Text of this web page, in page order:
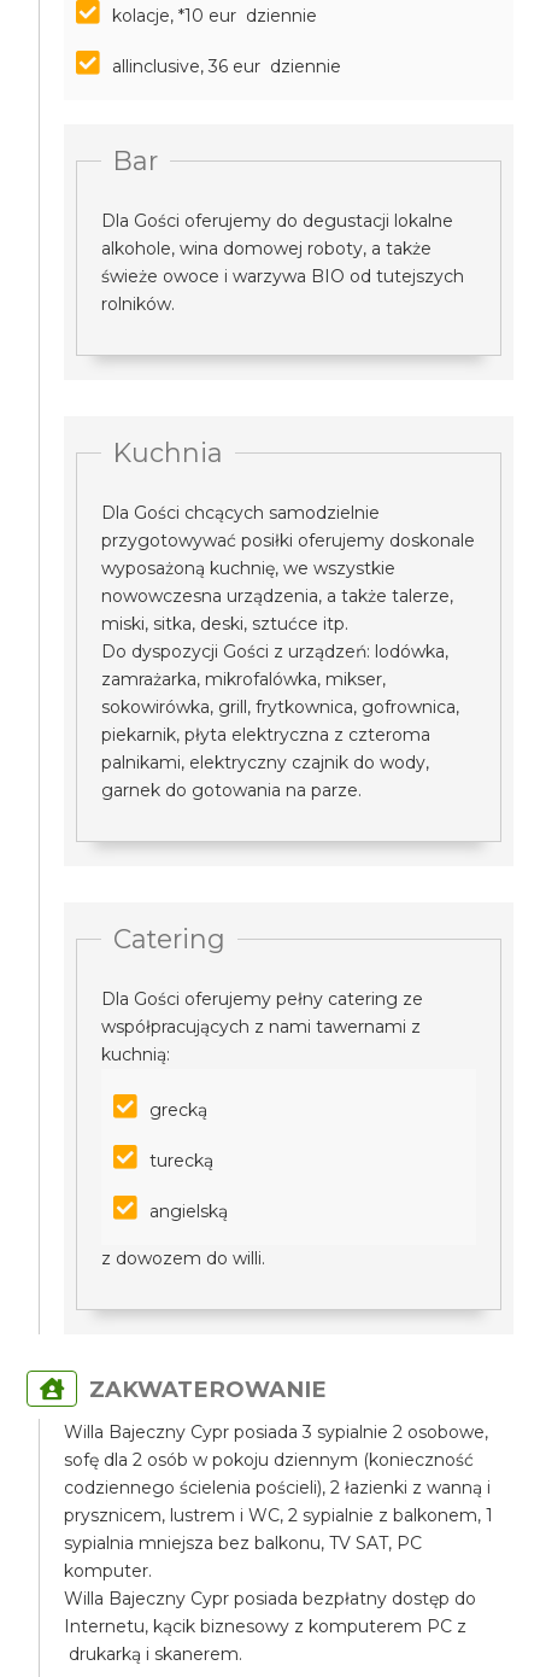
kolacje, *10 eur dziennie
allinclusive, 36 eur dziennie
Bar
Dla Gości oferujemy do degustacji lokalne
alkohole, wina domowej roboty, a także
świeże owoce i warzywa BIO od tutejszych
rolników.
Kuchnia
Dla Gości chcących samodzielnie
przygotowywać posiłki oferujemy doskonale
wyposażoną kuchnię, we wszystkie
nowowczesna urządzenia, a także talerze,
miski, sitka, deski, sztućce itp.
Do dyspozycji Gości z urządzeń: lodówka,
zamrażarka, mikrofalówka, mikser,
sokowirówka, grill, frytkownica, gofrownica,
piekarnik, płyta elektryczna z czteroma
palnikami, elektryczny czajnik do wody,
garnek do gotowania na parze.
Catering
Dla Gości oferujemy pełny catering ze
współpracujących z nami tawernami z
kuchnią:
grecką
turecką
angielską
z dowozem do willi.
ZAKWATEROWANIE
Willa Bajeczny Cypr posiada 3 sypialnie 2 osobowe,
sofę dla 2 osób w pokoju dziennym (konieczność
codziennego ścielenia pościeli), 2 łazienki z wanną i
prysznicem, lustrem i WC, 2 sypialnie z balkonem, 1
sypialnia mniejsza bez balkonu, TV SAT, PC
komputer.
Willa Bajeczny Cypr posiada bezpłatny dostęp do
Internetu, kącik biznesowy z komputerem PC z
drukarką i skanerem.